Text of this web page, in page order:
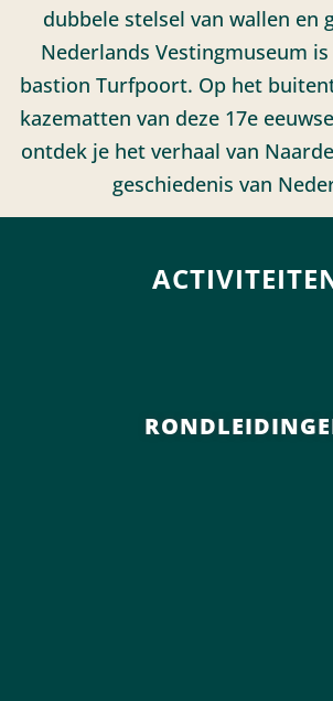
dubbele stelsel van wallen en
Nederlands Vestingmuseum
bastion Turfpoort. Op het
kazematten van deze 17e
ontdek je het verhaal van
geschiedenis van